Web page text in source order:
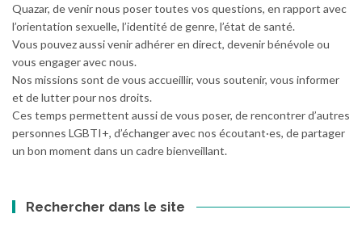
Quazar, de venir nous poser toutes vos questions, en rapport avec
l’orientation sexuelle, l’identité de genre, l’état de santé.
Vous pouvez aussi venir adhérer en direct, devenir bénévole ou
vous engager avec nous.
Nos missions sont de vous accueillir, vous soutenir, vous informer
et de lutter pour nos droits.
Ces temps permettent aussi de vous poser, de rencontrer d’autres
personnes LGBTI+, d’échanger avec nos écoutant·es, de partager
un bon moment dans un cadre bienveillant.
Rechercher dans le site